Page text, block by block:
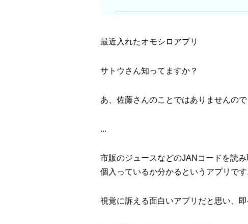
最近入れたオモシロアプリ
サトウさん知ってますか？
あ、佐藤さんのことではありませんの
...
市販のジュースなどのJANコードを読
個入っているか分かるというアプリです
視覚に訴える面白いアプリだと思い、即